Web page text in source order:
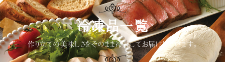
冷凍品一覧
作り立ての美味しさをそのまま冷凍してお届けしています。